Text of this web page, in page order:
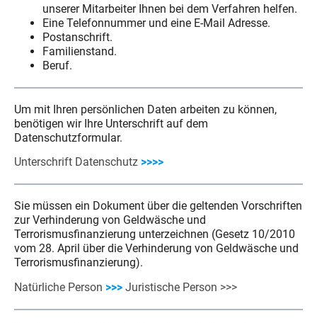
unserer Mitarbeiter Ihnen bei dem Verfahren helfen.
Eine Telefonnummer und eine E-Mail Adresse.
Postanschrift.
Familienstand.
Beruf.
Um mit Ihren persönlichen Daten arbeiten zu können,
benötigen wir Ihre Unterschrift auf dem
Datenschutzformular.
Unterschrift Datenschutz >>>>
Sie müssen ein Dokument über die geltenden Vorschriften
zur Verhinderung von Geldwäsche und
Terrorismusfinanzierung unterzeichnen (Gesetz 10/2010
vom 28. April über die Verhinderung von Geldwäsche und
Terrorismusfinanzierung).
Natürliche Person >>> Juristische Person >>>